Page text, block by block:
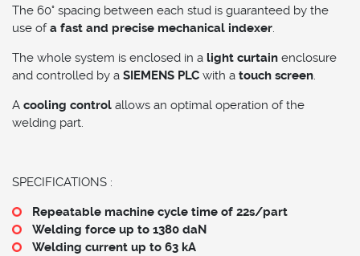
The 60° spacing between each stud is guaranteed by the
use ofa fast and precise mechanical indexer.
The whole system is enclosed in a light curtain enclosure
and controlled by a SIEMENS PLC with a touch screen.
A cooling control allows an optimal operation of the
welding part.
SPECIFICATIONS :
Repeatable machine cycle time of 22s/part
Welding force up to 1380 daN
Welding current up to 63 kA